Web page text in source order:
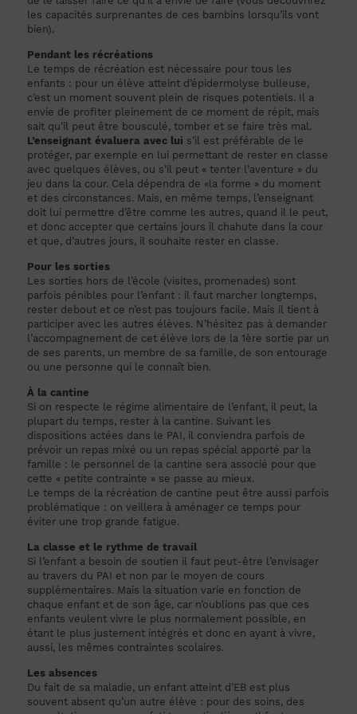
les capacités surprenantes de ces bambins lorsqu’ils vont
bien).
Pendant les récréations
Le temps de récréation est nécessaire pour tous les
enfants : pour un élève atteint d’épidermolyse bulleuse,
c’est un moment souvent plein de risques potentiels. Il a
envie de profiter pleinement de ce moment de répit, mais
sait qu’il peut être bousculé, tomber et se faire très mal.
L’enseignant évaluera avec lui s’il est préférable de le
protéger, par exemple en lui permettant de rester en classe
avec quelques élèves, ou s’il peut « tenter l’aventure » du
jeu dans la cour. Cela dépendra de «la forme » du moment
et des circonstances. Mais, en même temps, l’enseignant
doit lui permettre d’être comme les autres, quand il le peut,
et donc accepter que certains jours il chahute dans la cour
et que, d’autres jours, il souhaite rester en classe.
Pour les sorties
Les sorties hors de l’école (visites, promenades) sont
parfois pénibles pour l’enfant : il faut marcher longtemps,
rester debout et ce n’est pas toujours facile. Mais il tient à
participer avec les autres élèves. N’hésitez pas à demander
l’accompagnement de cet élève lors de la 1ère sortie par un
de ses parents, un membre de sa famille, de son entourage
ou une personne qui le connaît bien.
À la cantine
Si on respecte le régime alimentaire de l’enfant, il peut, la
plupart du temps, rester à la cantine. Suivant les
dispositions actées dans le PAI, il conviendra parfois de
prévoir un repas mixé ou un repas spécial apporté par la
famille : le personnel de la cantine sera associé pour que
cette « petite contrainte » se passe au mieux.
Le temps de la récréation de cantine peut être aussi parfois
problématique : on veillera à aménager ce temps pour
éviter une trop grande fatigue.
La classe et le rythme de travail
Si l’enfant a besoin de soutien il faut peut-être l’envisager
au travers du PAI et non par le moyen de cours
supplémentaires. Mais la situation varie en fonction de
chaque enfant et de son âge, car n’oublions pas que ces
enfants veulent vivre le plus normalement possible, en
étant le plus justement intégrés et donc en ayant à vivre,
aussi, les mêmes contraintes scolaires.
Les absences
Du fait de sa maladie, un enfant atteint d’EB est plus
souvent absent qu’un autre élève : pour des soins, des